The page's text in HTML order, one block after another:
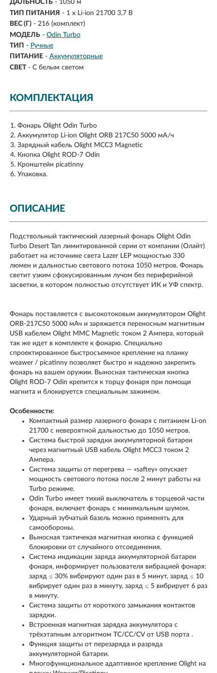
ДАЛЬНОСТЬ - 1050 м
ТИП ПИТАНИЯ - 1 x Li-ion 21700 3,7 В
ВЕС (Г) - 216 (комплект)
МОДЕЛЬ - Odin Turbo
ТИП - Ручные
ПИТАНИЕ - Аккумуляторные
СВЕТ - С белым светом
КОМПЛЕКТАЦИЯ
Фонарь Olight Odin Turbo
Аккумулятор Li-ion Olight ORB 217C50 5000 мА/ч
Зарядный кабель Olight MCC3 Magnetic
Кнопка Olight ROD-7 Odin
Кронштейн picatinny
Упаковка.
ОПИСАНИЕ
Подствольный тактический лазерный фонарь Olight Odin
Turbo Desert Tan​ лимитированной серии от компании (Олайт)
работает на источнике света Lazer LEP мощностью 330
люмен и дальностью светового потока 1050 метров. Фонарь
светит узким сфокусированным лучом без периферийной
засветки, в котором полностью отсутствует ИК и УФ спектр.
Фонарь поставляется с высокотоковым аккумулятором Olight
ORB-217C50 5000 мАч и заряжается переносным магнитным
USB кабелем Olight MMC Magnetic током 2 Ампера, который
так же идет в комплекте к фонарю. Специально
спроектированное быстросъемное крепление на планку
weawer / picatinny позволяет быстро и надежно закрепить
фонарь на вашем оружии. Выносная тактическая кнопка
Olight ROD-7 Odin крепится к торцу фонаря при помощи
магнита и блокируется специальным зажимом.
Особенности:
Компактный размер лазерного фонаря c питанием Li-on
21700 с невероятной дальностью до 1050 метров.
Система быстрой зарядки аккумуляторной батареи
через магнитный USB кабель Olight MCC3 током 2
Ампера.
Система защиты от перегрева — «saftey» опускает
мощность светового потока после 2 минут работы на
Turbo режиме.
Odin Turbo имеет тихий выключатель в торцевой части
фонаря, включает фонарь с минимальным шумом.
Ударный зубчатый базель можно применять для
самообороны.
Выносная тактичекая магнитная кнопка с функцией
блокировки от случайного отсоединения.
Система индикации заряда аккумуляторной батареи
фонаря, информирует пользователя вибрацией фонаря:
заряд ≤ 30% вибрируют один раз в 5 минут, заряд ≤ 10
вибрирует один раз в минуту, заряд ≤ 5 вибрирует 6 раз
в минуту.
Система защиты от короткого замыкания контактов
зарядки.
Встроенная магнитная зарядка аккумулятора с
трёхэтапным алгоритмом TC/CC/CV от USB порта .
Функция защиты от перезаряда и разряда
аккумуляторной батареи.
Многофункциональное адаптивное крепление Olight на